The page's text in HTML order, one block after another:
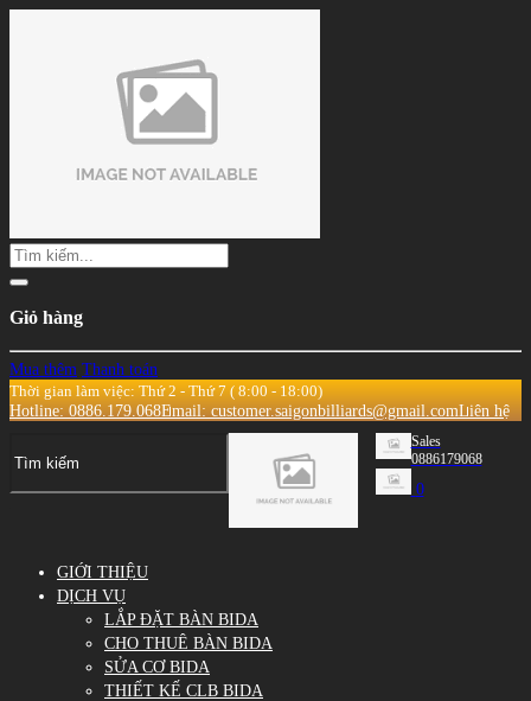
Giỏ hàng
Mua thêm Thanh toán
Thời gian làm việc: Thứ 2 - Thứ 7 ( 8:00 - 18:00)
Hotline: 0886.179.068Email: customer.saigonbilliards@gmail.comLiên hệ
Sales
0886179068
0
GIỚI THIỆU
DỊCH VỤ
LẮP ĐẶT BÀN BIDA
CHO THUÊ BÀN BIDA
SỬA CƠ BIDA
THIẾT KẾ CLB BIDA